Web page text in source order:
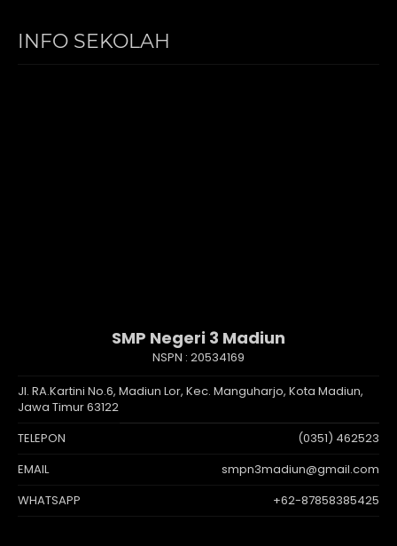
INFO SEKOLAH
SMP Negeri 3 Madiun
NSPN : 20534169
Jl. RA.Kartini No.6, Madiun Lor, Kec. Manguharjo, Kota Madiun,
Jawa Timur 63122
TELEPON
(0351) 462523
EMAIL
smpn3madiun@gmail.com
WHATSAPP
+62-87858385425